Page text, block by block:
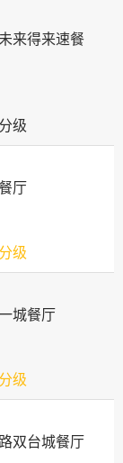
来得来速餐
级
厅
级
城餐厅
级
双台城餐厅